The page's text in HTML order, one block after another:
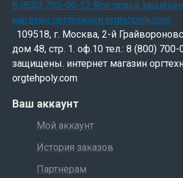
109518, г. Москва, 2-й
дом 48, стр. 1. оф.10 тел.: 8 (800)
защищены. интернет магазин
orgtehpoly.com
Ваш аккаунт
Мой аккаунт
История заказов
Партнерам